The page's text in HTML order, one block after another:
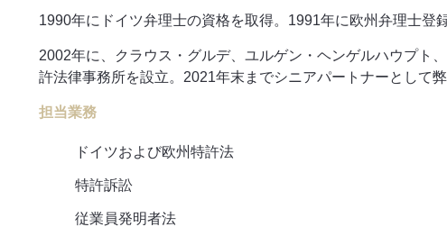
1990年にドイツ弁理士の資格を取得。1991年に欧州弁理士登
2002年に、クラウス・グルデ、ユルゲン・ヘンゲルハウプト
許法律事務所を設立。2021年末までシニアパートナーとして
担当業務
ドイツおよび欧州特許法
特許訴訟
従業員発明者法